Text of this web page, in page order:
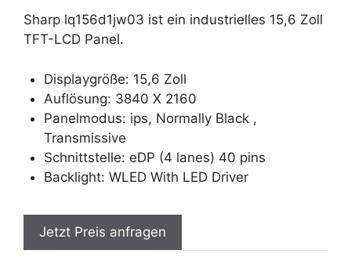
Sharp lq156d1jw03 ist ein industrielles 15,6 Zoll
TFT-LCD Panel.
Displaygröße: 15,6 Zoll
Auflösung: 3840 X 2160
Panelmodus: ips, Normally Black ,
Transmissive
Schnittstelle: eDP (4 lanes) 40 pins
Backlight: WLED With LED Driver
Jetzt Preis anfragen